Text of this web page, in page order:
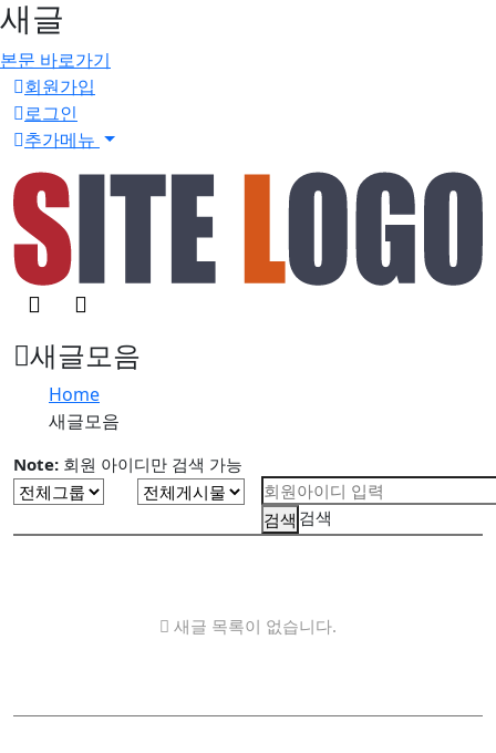
새글
본문 바로가기
회원가입
로그인
추가메뉴
검
버
튼
메
버
튼
새글모음
Home
새글모음
Note: 회원 아이디만 검색 가능
검색
새글 목록이 없습니다.